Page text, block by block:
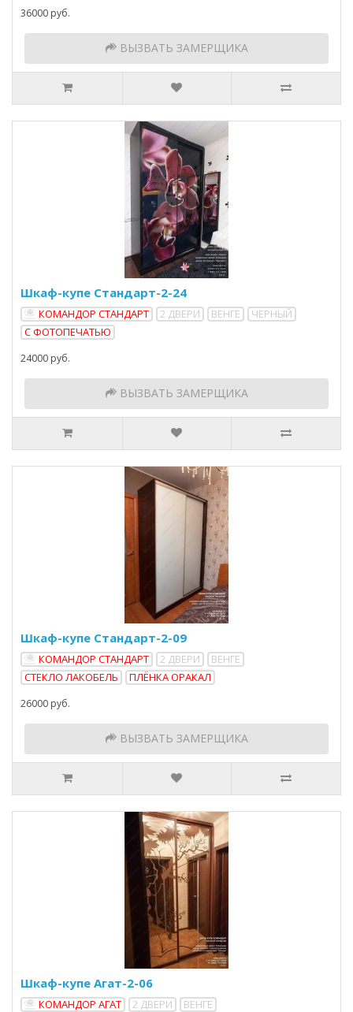
36000 руб.
ВЫЗВАТЬ ЗАМЕРЩИКА
Шкаф-купе Стандарт-2-24
КОМАНДОР СТАНДАРТ 2 ДВЕРИ ВЕНГЕ
ЧЕРНЫЙ
С ФОТОПЕЧАТЬЮ
24000 руб.
ВЫЗВАТЬ ЗАМЕРЩИКА
Шкаф-купе Стандарт-2-09
КОМАНДОР СТАНДАРТ 2 ДВЕРИ
ВЕНГЕ
СТЕКЛО ЛАКОБЕЛЬ
ПЛЁНКА ОРАКАЛ
26000 руб.
ВЫЗВАТЬ ЗАМЕРЩИКА
Шкаф-купе Агат-2-06
КОМАНДОР АГАТ 2 ДВЕРИ
ВЕНГЕ